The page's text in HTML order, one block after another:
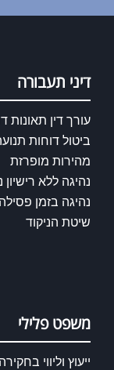
דיני תעבורה
עורך דין תאונות
ביטול דוחות
מהירות מופרזת
נהיגה ללא רישיון
נהיגה בזמן פסילה
שיטת הניקוד
משפט פלילי
ייעוץ וליווי בחקירה